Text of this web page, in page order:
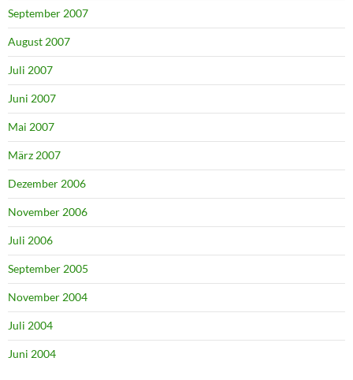
September 2007
August 2007
Juli 2007
Juni 2007
Mai 2007
März 2007
Dezember 2006
November 2006
Juli 2006
September 2005
November 2004
Juli 2004
Juni 2004